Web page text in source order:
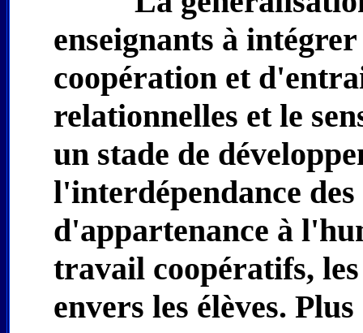
enseignants à
coopération et
relationnelles et le
un stade de
l'interdépendance
d'appartenance à
travail coopératifs,
envers les élèves.